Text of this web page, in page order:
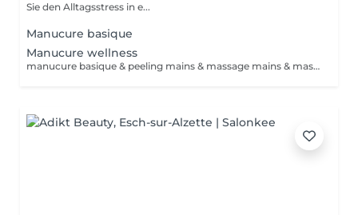
Sie den Alltagsstress in e...
Manucure basique
Manucure wellness
manucure basique & peeling mains & massage mains & masque cocon (chauffant) durée 60min